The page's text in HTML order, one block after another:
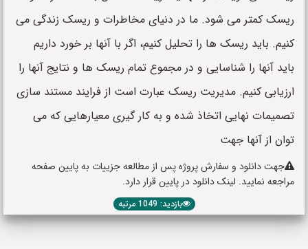
ریسک کمتر می شود. ما در دنیای مخاطرات و ریسک زندگی می
کنیم. باید ریسک ها را تحلیل کنیم، اگر با آنها بر خورد داریم
باید آنها را شناسایی و در مجموع تمام ریسک ها و نتایج آنها را
ارزیابی کنیم. مدیریت ریسک عبارت است از فرایند مستند سازی
تصمیمات نهایی اتخاذ شده و به کار گیری معیارهایی که می
توان از آنها جهت
جهت دانلود و سفارش پروژه پس از مطالعه جزییات به پایین صفحه
مراجعه نمایید. لینک دانلود در پایین قرار دارد.
بازدید: 1049 مرتبه